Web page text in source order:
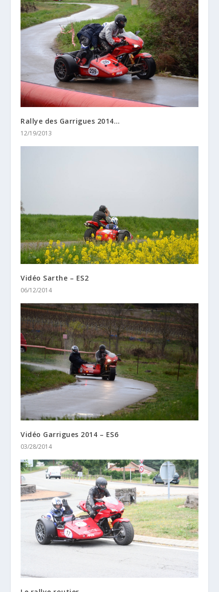
Rallye des Garrigues 2014…
12/19/2013
Vidéo Sarthe – ES2
06/12/2014
Vidéo Garrigues 2014 – ES6
03/28/2014